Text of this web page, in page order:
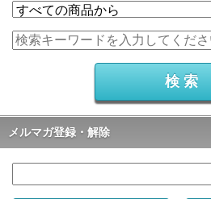
メルマガ登録・解除